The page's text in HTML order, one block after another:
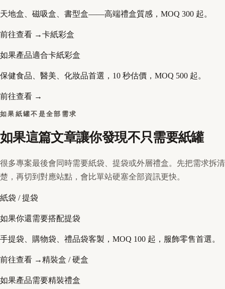
天地盒、磁吸盒、書型盒——高端禮盒質感，MOQ 300 起。
前往查看 →卡紙彩盒
如果產品適合卡紙彩盒
保健食品、醫美、化妝品首選，10 秒估價，MOQ 500 起。
前往查看 →
如果紙罐不是全部需求
如果這篇文章讓你發現不只需要紙罐
很多專案最後會同時需要紙袋、提袋或外層禮盒。先把需求拆清
楚，再切到對應站點，會比單站硬塞全部資訊更快。
紙袋 / 提袋
如果你還需要搭配提袋
手提袋、購物袋、禮品袋客製，MOQ 100 起，服飾零售首選。
前往查看 →精裝盒 / 硬盒
如果產品需要精裝禮盒